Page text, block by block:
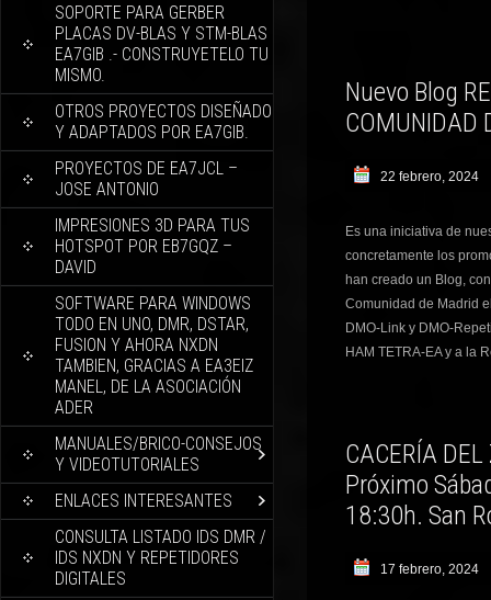
SOPORTE PARA GERBER
PLACAS DV-BLAS Y STM-BLAS
EA7GIB .- CONSTRUYETELO TU
MISMO.
OTROS PROYECTOS DISEÑADO
Y ADAPTADOS POR EA7GIB.
PROYECTOS DE EA7JCL –
JOSE ANTONIO
IMPRESIONES 3D PARA TUS
HOTSPOT POR EB7GQZ –
DAVID
SOFTWARE PARA WINDOWS
TODO EN UNO, DMR, DSTAR,
FUSION Y AHORA NXDN
TAMBIEN, GRACIAS A EA3EIZ
MANEL, DE LA ASOCIACIÓN
ADER
MANUALES/BRICO-CONSEJOS
Y VIDEOTUTORIALES
ENLACES INTERESANTES
CONSULTA LISTADO IDS DMR /
IDS NXDN Y REPETIDORES
DIGITALES
Nuevo Blog
COMUNIDAD
22 febrero, 2024
Es una iniciativa de
concretamente los
han creado un Blog,
Comunidad de Madrid
DMO-Link y DMO-
HAM TETRA-EA y a la
CACERÍA
Próximo
18:30h. San
17 febrero, 2024